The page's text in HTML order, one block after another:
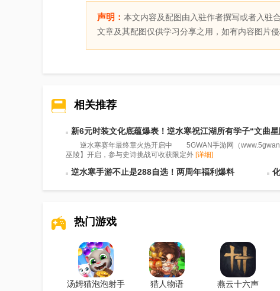
声明： 本文内容及配图由入驻作者撰写或者入驻
文章及其配图仅供学习分享之用，如有内容图片
相关推荐
新6元时装文化底蕴爆表！逆水寒祝江湖所有学子“文曲星
逆水寒赛年最终章火热开启中 5GWAN手游网（
巫陵】开启，参与史诗挑战可收获限定外 [详细]
逆水寒手游不止是288自选！两周年福利爆料
热门游戏
汤姆猫泡泡射手 猎人物语 燕云十六声